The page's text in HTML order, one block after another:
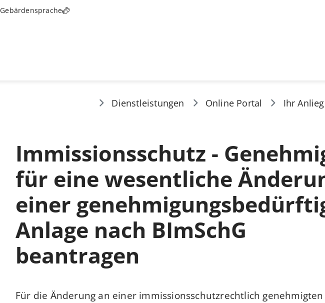
Gebärdensprache
Ihr
Online Portal
Dienstleistungen
Immissionsschutz -
für eine wesentliche
einer
Anlage nach BImSchG
beantragen
Für die Änderung an einer immissionsschutzrechtlich